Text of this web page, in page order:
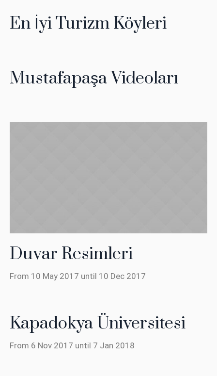
En İyi Turizm Köyleri
Mustafapaşa Videoları
Duvar Resimleri
From 10 May 2017 until 10 Dec 2017
Kapadokya Üniversitesi
From 6 Nov 2017 until 7 Jan 2018